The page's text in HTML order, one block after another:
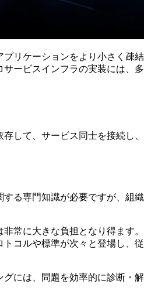
リケーションをより小さく疎
ービスインフラの実装には、
して、サービス同士を接続し
る専門知識が必要ですが、組
常に大きな負担となり得ます
コルや標準が次々と登場し、
には、問題を効率的に診断・